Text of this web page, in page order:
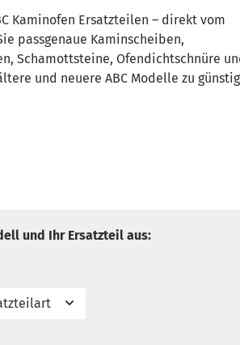
Kaminofen Ersatzteilen – direkt vom
passgenaue Kaminscheiben,
Schamottsteine, Ofendichtschnüre
und neuere ABC Modelle zu
und Ihr Ersatzteil aus: